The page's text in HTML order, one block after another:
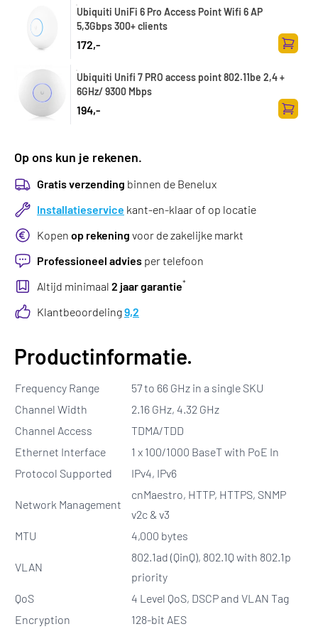
Ubiquiti UniFi 6 Pro Access Point Wifi 6 AP
5,3Gbps 300+ clients
172,-
Zum
Ubiquiti Unifi 7 PRO access point 802.11be 2,4 +
6GHz/ 9300 Mbps
194,-
Zum
Op ons kun je rekenen.
Gratis verzending binnen de Benelux
Installatieservice kant-en-klaar of op locatie
Kopen op rekening voor de zakelijke markt
Professioneel advies per telefoon
Altijd minimaal 2 jaar garantie*
Klantbeoordeling9,2
Productinformatie.
Frequency Range
57 to 66 GHz in a single SKU
Channel Width
2.16 GHz, 4.32 GHz
Channel Access
TDMA/TDD
Ethernet Interface
1 x 100/1000 BaseT with PoE In
Protocol Supported
IPv4, IPv6
Network Management
cnMaestro, HTTP, HTTPS, SNMP
v2c & v3
MTU
4,000 bytes
VLAN
802.1ad (QinQ), 802.1Q with 802.1p
priority
QoS
4 Level QoS, DSCP and VLAN Tag
Encryption
128-bit AES